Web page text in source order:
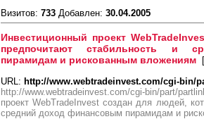
Визитов: 733 Добавлен: 30.04.2005
Инвестиционный проект
предпочитают стабильность и
пирамидам и рискованным вложениям [
URL: http://www.webtradeinvest.com/cgi-bin/
http://www.webtradeinvest.com/cgi-bin/part/
проект WebTradeInvest создан для людей,
средний доход финансовым пирамидам и